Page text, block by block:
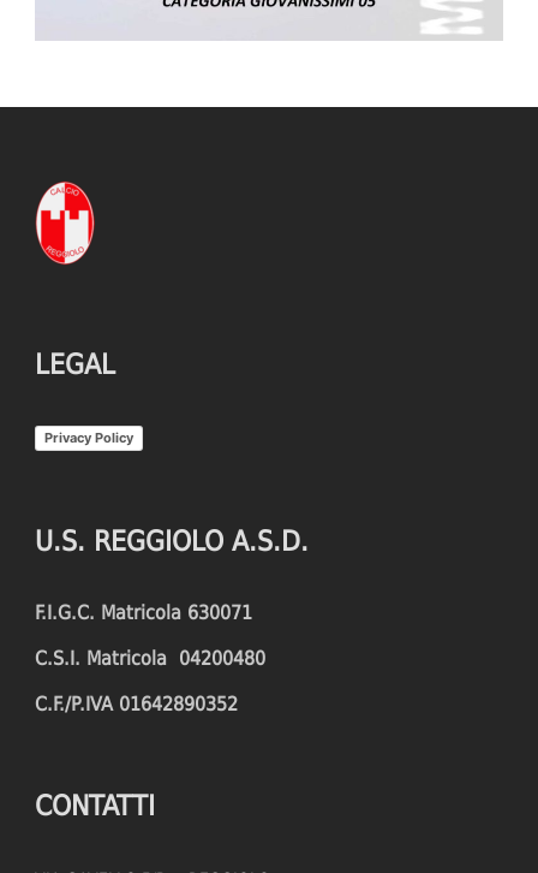
LEGAL
Privacy Policy
U.S. REGGIOLO A.S.D.
F.I.G.C. Matricola 630071
C.S.I. Matricola 04200480
C.F./P.IVA 01642890352
CONTATTI